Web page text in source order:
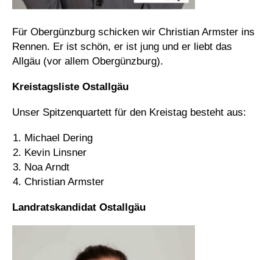
Für Obergünzburg schicken wir Christian Armster ins
Rennen. Er ist schön, er ist jung und er liebt das
Allgäu (vor allem Obergünzburg).
Kreistagsliste Ostallgäu
Unser Spitzenquartett für den Kreistag besteht aus:
Michael Dering
Kevin Linsner
Noa Arndt
Christian Armster
Landratskandidat Ostallgäu